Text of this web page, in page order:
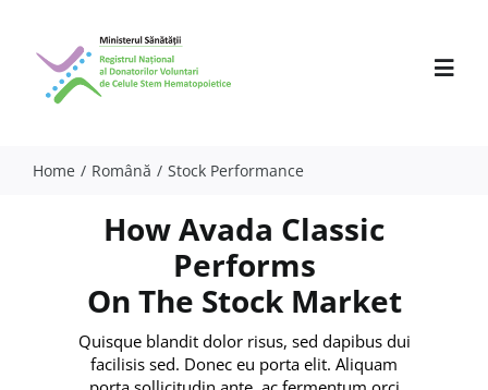
content
Parteneri
Comunicate
Home Română Stock Performance
How Avada Classic
Performs
On The Stock Market
Quisque blandit dolor risus, sed dapibus dui
facilisis sed. Donec eu porta elit. Aliquam